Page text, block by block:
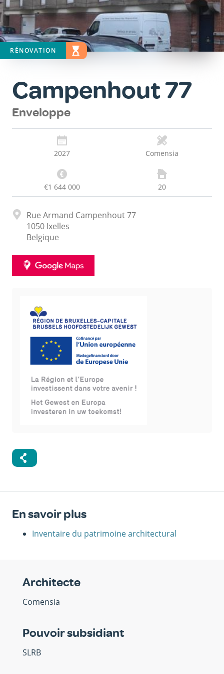
Campenhout 77
Enveloppe
2027 Comensia
€1 644 000 20
AdresseRue Armand Campenhout 77
1050 Ixelles
Belgique
GOOGLE
RÉNOVATION STATUT
EN ÉTUDE
En savoir plus
Inventaire du patrimoine architectural
Architecte
Comensia
Pouvoir subsidiant
SLRB